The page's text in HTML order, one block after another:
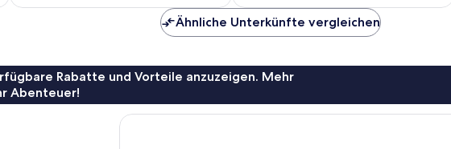
Ähnliche Unterkünfte vergleichen
Rabatte und Vorteile anzuzeigen. Mehr
Abenteuer!